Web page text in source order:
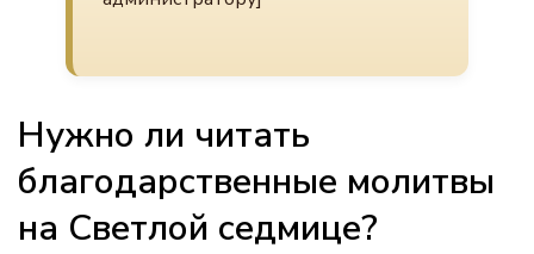
Нужно ли читать
благодарственные молитвы
на Светлой седмице?